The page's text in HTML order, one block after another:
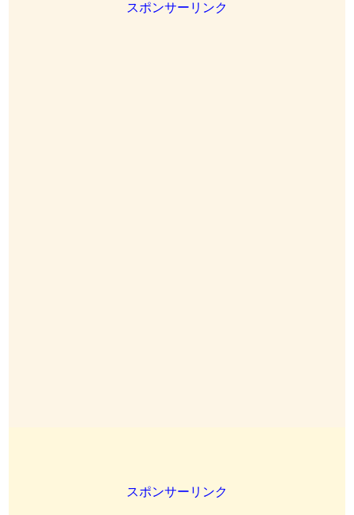
スポンサーリンク
スポンサーリンク